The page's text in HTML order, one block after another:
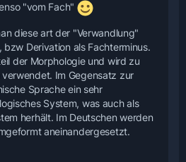
"vom Fach"
diese art der "Verwandlung"
bzw Derivation als Fachterminus.
der Morphologie und wird zu
Im Gegensatz zur
Sprache ein sehr
System, was auch als
herhält. Im Deutschen werden
aneinandergesetzt.